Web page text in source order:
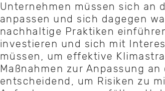
Unternehmen müssen sich an
anpassen und sich dagegen
nachhaltige Praktiken
investieren und sich mit
müssen, um effektive
Maßnahmen zur Anpassung
entscheidend, um Risiken zu